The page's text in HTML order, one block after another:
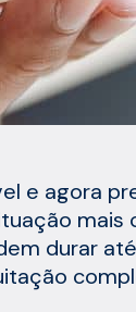
e agora
durar